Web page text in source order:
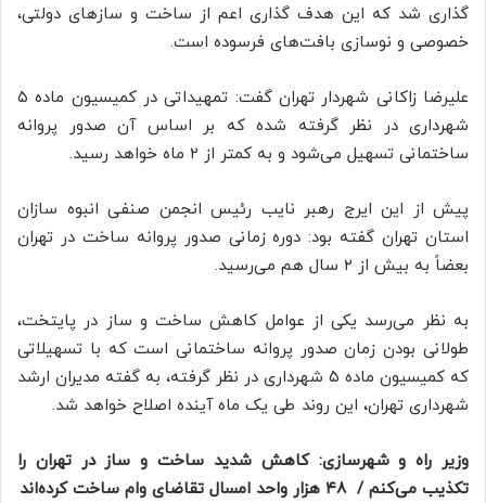
گذاری شد که این هدف گذاری اعم از ساخت و سازهای دولتی،
خصوصی و نوسازی بافت‌های فرسوده است.
علیرضا زاکانی شهردار تهران گفت: تمهیداتی در کمیسیون ماده ۵
شهرداری در نظر گرفته شده که بر اساس آن صدور پروانه
ساختمانی تسهیل می‌شود و به کمتر از ۲ ماه خواهد رسید.
پیش از این ایرج رهبر نایب رئیس انجمن صنفی انبوه سازان
استان تهران گفته بود: دوره زمانی صدور پروانه ساخت در تهران
بعضاً به بیش از ۲ سال هم می‌رسید.
به نظر می‌رسد یکی از عوامل کاهش ساخت و ساز در پایتخت،
طولانی بودن زمان صدور پروانه ساختمانی است که با تسهیلاتی
که کمیسیون ماده ۵ شهرداری در نظر گرفته، به گفته مدیران ارشد
شهرداری تهران، این روند طی یک ماه آینده اصلاح خواهد شد.
وزیر راه و شهرسازی: کاهش شدید ساخت و ساز در تهران را
تکذیب می‌کنم / ‏‬ ۴۸ هزار واحد امسال تقاضای وام ساخت کرده‌اند